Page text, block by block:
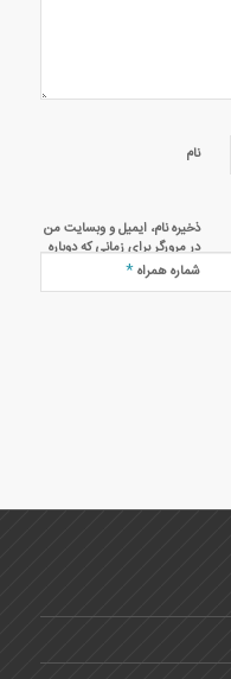
نام
ذخیره نام، ایمیل و وبسایت من
در مرورگر برای زمانی که دوباره
دیدگاهی می‌نویسم.
شماره همراه*